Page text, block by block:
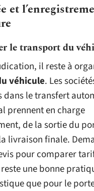
et
le transport du
il reste à
véhicule. Les
dans le transfert
prennent en charge
de la sortie du
livraison finale.
pour comparer
une bonne
que pour le